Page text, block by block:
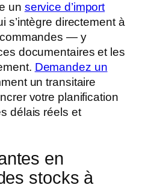
un service d’import
s’intègre directement à
— y
documentaires et les
Demandez un
un transitaire
votre planification
délais réels et
en
stocks à